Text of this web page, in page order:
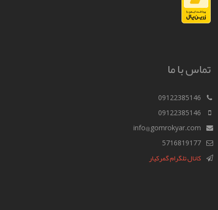
تماس با ما
09122385146
09122385146
info@gomrokyar.com
5716819177
کانال تلگرام گمرکیار